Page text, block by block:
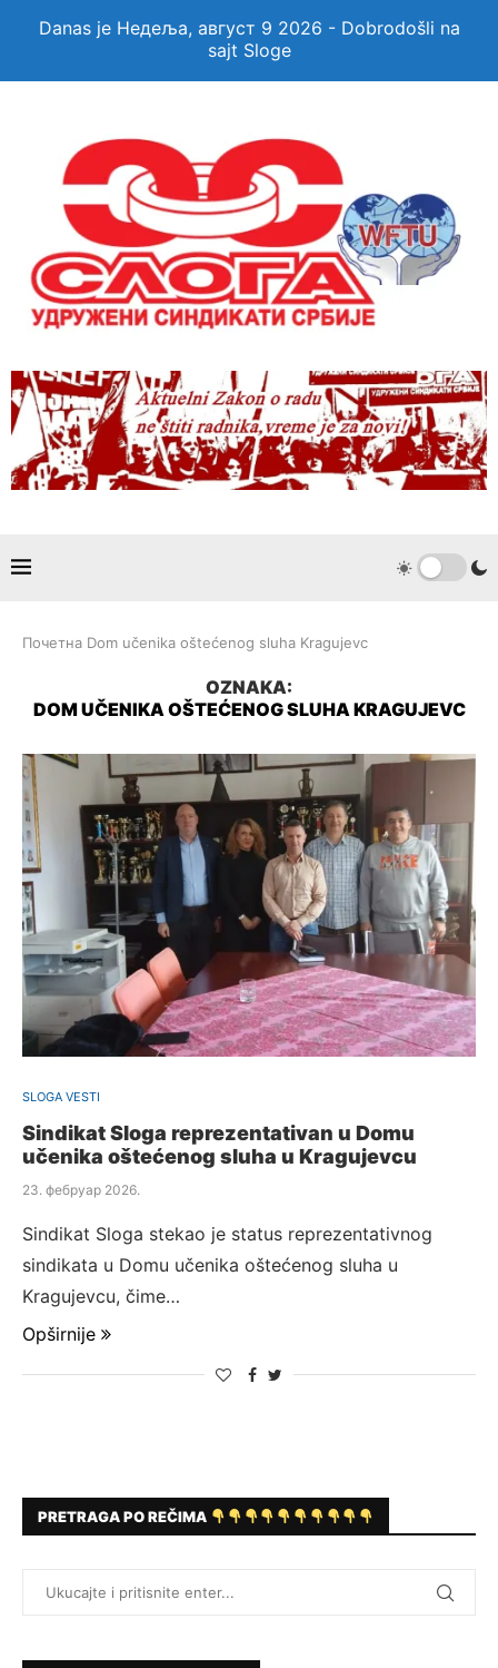
Danas je Недеља, август 9 2026 - Dobrodošli na
sajt Sloge
Почетна Dom učenika oštećenog sluha Kragujevc
OZNAKA:
DOM UČENIKA OŠTEĆENOG SLUHA KRAGUJEVC
SLOGA VESTI
Sindikat Sloga reprezentativan u Domu
učenika oštećenog sluha u Kragujevcu
23. фебруар 2026.
Sindikat Sloga stekao je status reprezentativnog
sindikata u Domu učenika oštećenog sluha u
Kragujevcu, čime…
Opširnije
PRETRAGA PO REČIMA